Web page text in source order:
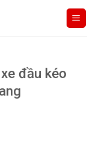
đầu kéo